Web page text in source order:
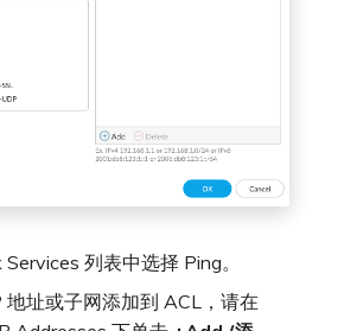
列表中选择 Ping。
地址或子网添加到 ACL，请在